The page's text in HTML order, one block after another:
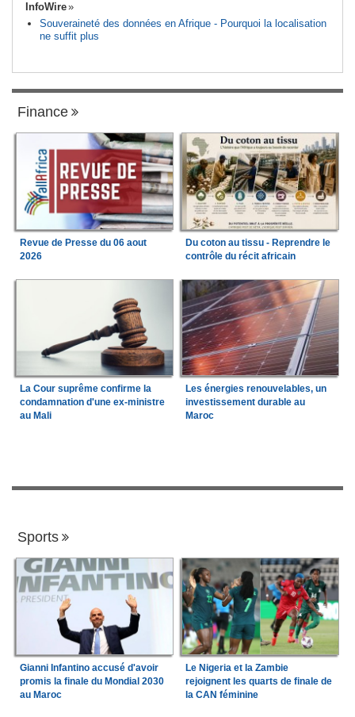
InfoWire
Souveraineté des données en Afrique - Pourquoi la localisation
ne suffit plus
Finance
Revue de Presse du 06 aout
2026
Du coton au tissu - Reprendre le
contrôle du récit africain
La Cour suprême confirme la
condamnation d'une ex-ministre
au Mali
Les énergies renouvelables, un
investissement durable au
Maroc
Sports
Gianni Infantino accusé d'avoir
promis la finale du Mondial 2030
au Maroc
Le Nigeria et la Zambie
rejoignent les quarts de finale de
la CAN féminine